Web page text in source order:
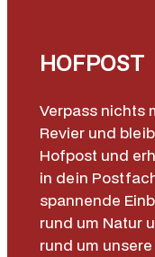
HOFPOST
Verpass nichts
Revier und
Hofpost und
in dein
spannende
rund um Natur
rund um